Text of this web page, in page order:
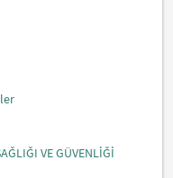
VE GÜVENLİĞİ